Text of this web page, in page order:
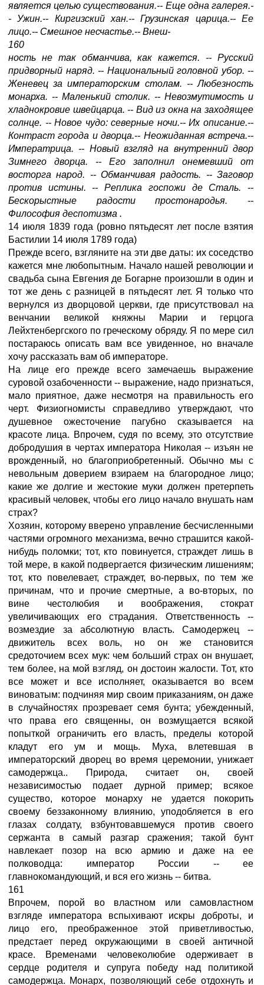
является целью существования.-- Еще одна галерея.-
- Ужин.-- Киргизский хан.-- Грузинская царица.-- Ее
лицо.-- Смешное несчастье.-- Внеш-
160
ность не так обманчива, как кажется. -- Русский
придворный наряд. -- Национальный головной убор. --
Женевец за императорским столам. -- Любезность
монарха. -- Маленький столик. -- Невозмутимость и
хладнокровие швейцарца. -- Вид из окна на заходящее
солнце. -- Новое чудо: северные ночи.-- Их описание.--
Контраст города и дворца.-- Неожиданная встреча.--
Императрица. -- Новый взгляд на внутренний двор
Зимнего дворца. -- Его заполнил онемевший от
восторга народ. -- Обманчивая радость. -- Заговор
против истины. -- Реплика госпожи де Сталь. --
Бескорыстные радости простонародья. --
Философия деспотизма .
14 июля 1839 года (ровно пятьдесят лет после взятия
Бастилии 14 июля 1789 года)
Прежде всего, взгляните на эти две даты: их соседство
кажется мне любопытным. Начало нашей революции и
свадьба сына Евгения де Богарне произошли в один и
тот же день с разницей в пятьдесят лет. Я только что
вернулся из дворцовой церкви, где присутствовал на
венчании великой княжны Марии и герцога
Лейхтенбергского по греческому обряду. Я по мере сил
постараюсь описать вам все увиденное, но вначале
хочу рассказать вам об императоре.
На лице его прежде всего замечаешь выражение
суровой озабоченности -- выражение, надо признаться,
мало приятное, даже несмотря на правильность его
черт. Физиогномисты справедливо утверждают, что
душевное ожесточение пагубно сказывается на
красоте лица. Впрочем, судя по всему, это отсутствие
добродушия в чертах императора Николая -- изъян не
врожденный, но благоприобретенный. Обычно мы с
невольным доверием взираем на благородное лицо;
какие же долгие и жестокие муки должен претерпеть
красивый человек, чтобы его лицо начало внушать нам
страх?
Хозяин, которому вверено управление бесчисленными
частями огромного механизма, вечно страшится какой-
нибудь поломки; тот, кто повинуется, страждет лишь в
той мере, в какой подвергается физическим лишениям;
тот, кто повелевает, страждет, во-первых, по тем же
причинам, что и прочие смертные, а во-вторых, по
вине честолюбия и воображения, стократ
увеличивающих его страдания. Ответственность --
возмездие за абсолютную власть. Самодержец --
движитель всех воль, но он же становится
средоточием всех мук: чем больший страх он внушает,
тем более, на мой взгляд, он достоин жалости. Тот, кто
все может и все исполняет, оказывается во всем
виноватым: подчиняя мир своим приказаниям, он даже
в случайностях прозревает семя бунта; убежденный,
что права его священны, он возмущается всякой
попыткой ограничить его власть, пределы которой
кладут его ум и мощь. Муха, влетевшая в
императорский дворец во время церемонии, унижает
самодержца.. Природа, считает он, своей
независимостью подает дурной пример; всякое
существо, которое монарху не удается покорить
своему беззаконному влиянию, уподобляется в его
глазах солдату, взбунтовавшемуся против своего
сержанта в самый разгар сражения; такой бунт
навлекает позор на всю армию и даже на ее
полководца: император России -- ее
главнокомандующий, и вся его жизнь -- битва.
161
Впрочем, порой во властном или самовластном
взгляде императора вспыхивают искры доброты, и
лицо его, преображенное этой приветливостью,
предстает перед окружающими в своей античной
красе. Временами человеколюбие одерживает в
сердце родителя и супруга победу над политикой
самодержца. Монарх, позволяющий себе отдохнуть и